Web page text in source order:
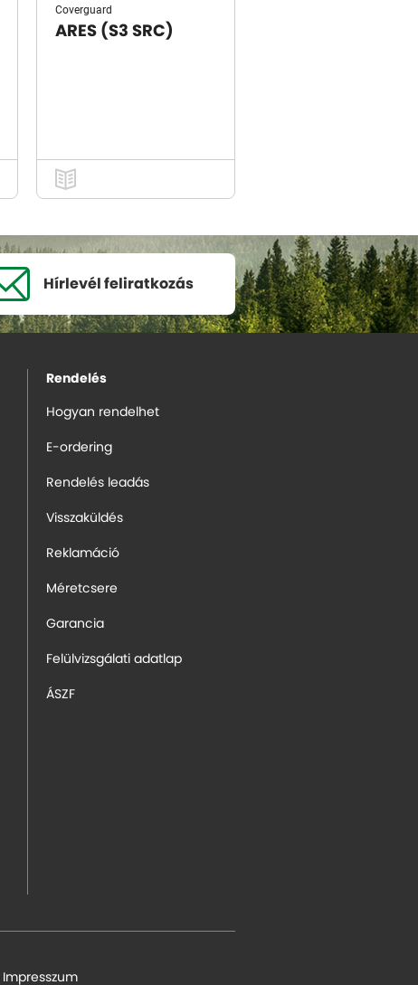
Coverguard
ARES (S3 SRC)
Hírlevél feliratkozás
Rendelés
Hogyan rendelhet
E-ordering
Rendelés leadás
Visszaküldés
Reklamáció
Méretcsere
Garancia
Felülvizsgálati adatlap
ÁSZF
Impresszum